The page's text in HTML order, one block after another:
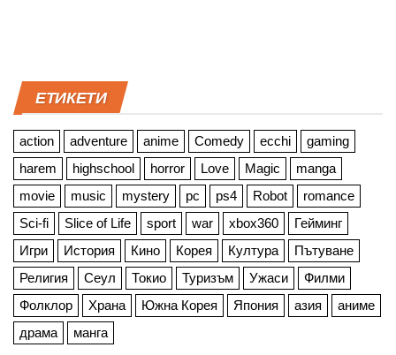
ЕТИКЕТИ
action adventure anime Comedy ecchi
gaming
harem
highschool horror Love Magic
manga
movie
music mystery pc ps4 Robot
romance
Sci-fi
Slice of Life sport war xbox360
Гейминг
Игри
История Кино Корея Култура
Пътуване
Религия
Сеул Токио Туризъм Ужаси
Филми
Фолклор
Храна Южна Корея Япония азия
аниме
драма
манга